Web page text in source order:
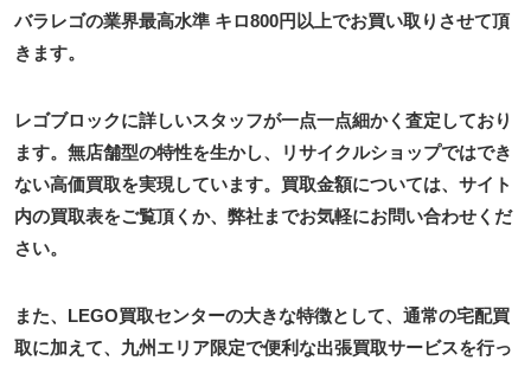
バラレゴの業界最高水準 キロ800円以上でお買い取りさせて頂
きます。
レゴブロックに詳しいスタッフが一点一点細かく査定しており
ます。無店舗型の特性を生かし、リサイクルショップではでき
ない高価買取を実現しています。買取金額については、サイト
内の買取表をご覧頂くか、弊社までお気軽にお問い合わせくだ
さい。
また、LEGO買取センターの大きな特徴として、通常の宅配買
取に加えて、九州エリア限定で便利な出張買取サービスを行っ